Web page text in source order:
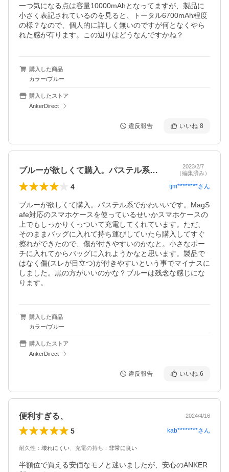
一つ気になる点は容量10000mAhとなってますが、製品に
小さく表記されているのを見ると、トータル6700mAh程度
の様？なので、個人的に詳しく無いのですが何となくやら
れた感が有ります。この辺りはどうなんですかね？
購入した商品
カラー/ブルー
購入したストア
AnkerDirect
違反報告 いいね 8
ブルーが欲しくて購入。パステル系でかわ…
2023/2/7
（編集済み）
4 tjm********さん
ブルーが欲しくて購入。パステル系でかわいいです。MagS
afe対応のスマホケースを使っているせいかスマホケースの
上でもしっかりくっついて充電してくれています。ただ、
そのままバッグに入れて持ち運びしていたら購入してすぐ
擦れができたので、傷が付きやすいのかなと。小さなポー
チに入れてからバッグに入れようかなと思います。製品で
はなく傷(スレが目立つ)が付きやすいという事でマイナスに
しました。黒の方がいいのかな？ブルーは残念な感じにな
ります。
購入した商品
カラー/ブルー
購入したストア
AnkerDirect
違反報告 いいね 6
便利すぎる、 2024/4/16
5 kab********さん
耐久性 ： 壊れにくい 充電の持ち ： 非常に良い
半額位で買える安価なモノと迷いましたが、安心のANKER